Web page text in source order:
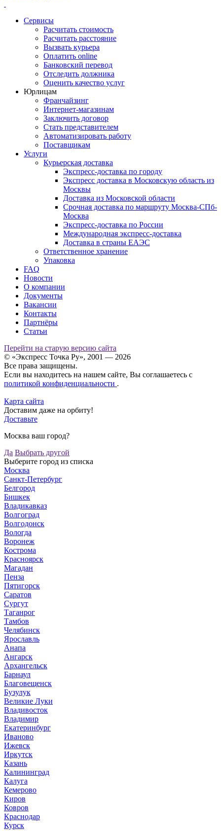
Сервисы
Расчитать стоимость
Расчитать расстояние
Вызвать курьера
Оплатить online
Банковский перевод
Отследить должника
Оценить качество услуг
Юрлицам
Франчайзинг
Интернет-магазинам
Заключить договор
Стать представителем
Автоматизировать работу
Поставщикам
Услуги
Курьерская доставка
Экспресс-доставка по городу
Экспресс доставка в Московскую область из
Москвы
Доставка из Московской области
Срочная доставка по маршруту Москва-СПб-
Москва
Экспресс-доставка по России
Международная экспресс-доставка
Доставка в страны ЕАЭС
Ответственное хранение
Упаковка
FAQ
Новости
О компании
Документы
Вакансии
Контакты
Партнёры
Статьи
Перейти на старую версию сайта
© «Экспресс Точка Ру», 2001 — 2026
Все права защищены.
Если вы находитесь на нашем сайте, Вы соглашаетесь с
политикой конфиденциальности .
Карта сайта
Доставим даже на орбиту!
Доставьте
Москва ваш город?
Да Выбрать другой
Выберите город из списка
Москва
Санкт-Петербург
Белгород
Бишкек
Владикавказ
Волгоград
Волгодонск
Вологда
Воронеж
Кострома
Красноярск
Магадан
Пенза
Пятигорск
Саратов
Сургут
Таганрог
Тамбов
Челябинск
Ярославль
Анапа
Ангарск
Архангельск
Барнаул
Благовещенск
Бузулук
Великие Луки
Владивосток
Владимир
Екатеринбург
Иваново
Ижевск
Иркутск
Казань
Калининград
Калуга
Кемерово
Киров
Ковров
Краснодар
Курск